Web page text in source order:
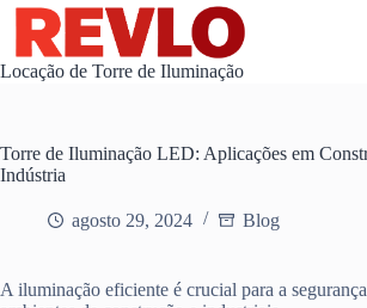
Pular
conteúdo
Locação de Torre de Iluminação
Torre de Iluminação LED: Aplicações em
Indústria
agosto 29, 2024 Blog
A iluminação eficiente é crucial para a